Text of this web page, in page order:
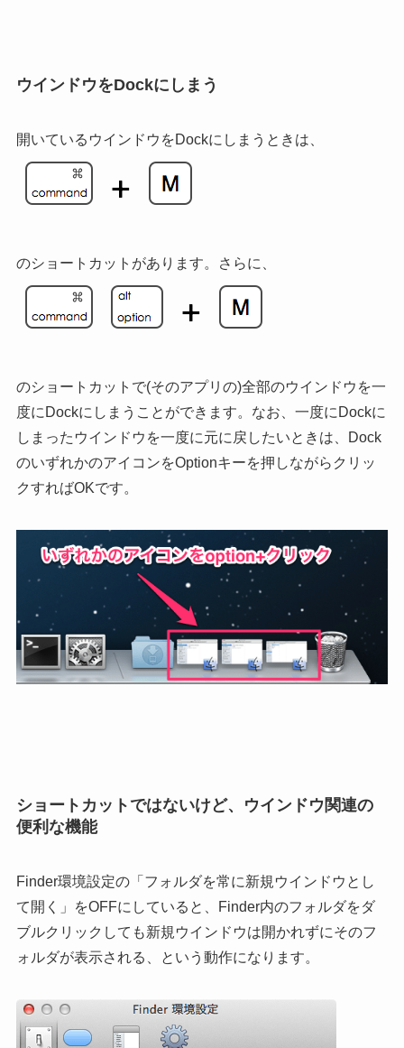
ウインドウをDockにしまう
開いているウインドウをDockにしまうときは、
のショートカットがあります。さらに、
のショートカットで(そのアプリの)全部のウインドウを一
度にDockにしまうことができます。なお、一度にDockに
しまったウインドウを一度に元に戻したいときは、Dock
のいずれかのアイコンをOptionキーを押しながらクリッ
クすればOKです。
ショートカットではないけど、ウインドウ関連の
便利な機能
Finder環境設定の「フォルダを常に新規ウインドウとし
て開く」をOFFにしていると、Finder内のフォルダをダ
ブルクリックしても新規ウインドウは開かれずにそのフ
ォルダが表示される、という動作になります。